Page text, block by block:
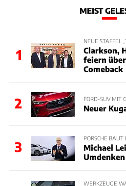
MEIST
1
NEUE STAFFEL
Clarkson,
feiern
Comeback
2 FORD-SUV MIT
Neuer
3
PORSCHE BAUT
Michael
Umdenken
WERKZEUGE